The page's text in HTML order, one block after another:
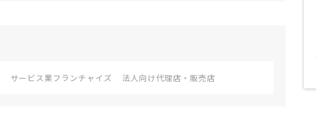
サービス業フランチャイズ 法人向け代理店・販売店